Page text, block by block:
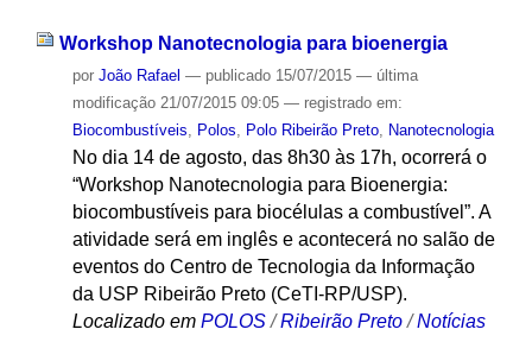
Workshop Nanotecnologia para bioenergia
por João Rafael — publicado15/07/2015 — última
modificação21/07/2015 09:05 — registrado em:
Biocombustíveis, Polos, Polo Ribeirão Preto, Nanotecnologia
No dia 14 de agosto, das 8h30 às 17h, ocorrerá o
“Workshop Nanotecnologia para Bioenergia:
biocombustíveis para biocélulas a combustível”. A
atividade será em inglês e acontecerá no salão de
eventos do Centro de Tecnologia da Informação
da USP Ribeirão Preto (CeTI-RP/USP).
Localizado em POLOS /Ribeirão Preto /Notícias